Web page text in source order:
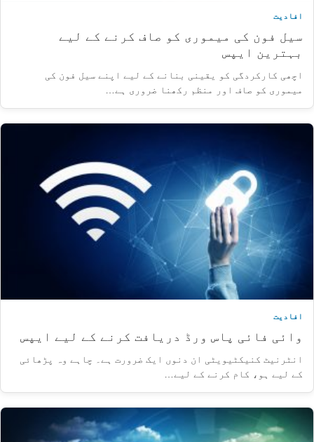
افادیت
سیل فون کی میموری کو صاف کرنے کے لیے
بہترین ایپس
اچھی کارکردگی کو یقینی بنانے کے لیے اپنے سیل فون کی
میموری کو صاف اور منظم رکھنا ضروری ہے…
افادیت
وائی فائی پاس ورڈ دریافت کرنے کے لیے ایپس
انٹرنیٹ کنیکٹیویٹی ان دنوں ایک ضرورت ہے۔ چاہے وہ پڑھائی
کے لیے ہو، کام کرنے کے لیے…